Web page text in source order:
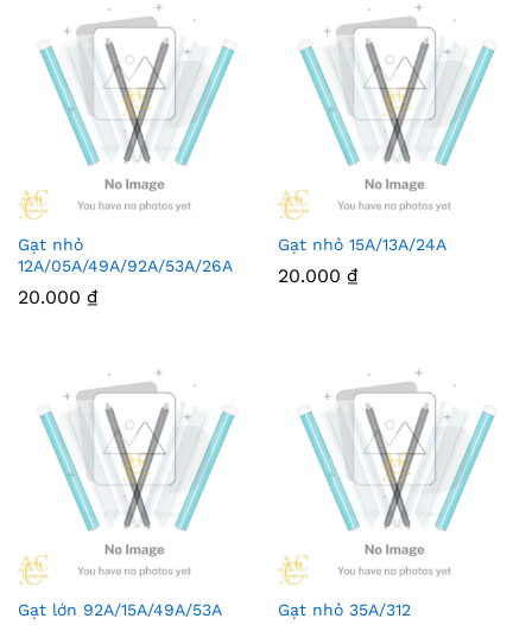
Gạt nhỏ
12A/05A/49A/92A/53A/26A
20.000 ₫
Gạt nhỏ 15A/13A/24A
20.000 ₫
Gạt lớn 92A/15A/49A/53A Gạt nhỏ 35A/312